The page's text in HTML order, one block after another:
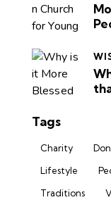
Tags
Charity
Lifestyle
Traditions